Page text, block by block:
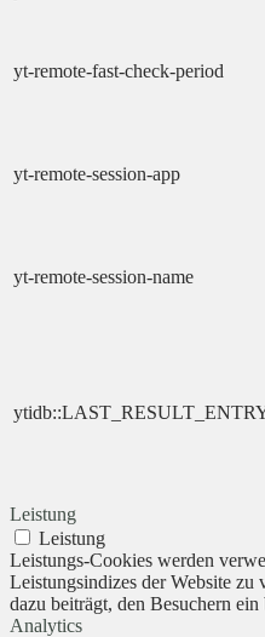
yt-remote-fast-check-period
yt-remote-session-app
yt-remote-session-name
Leistung
Leistung
Leistungs-Cookies werden
Leistungsindizes der Website zu
dazu beiträgt, den Besuchern
Analytics